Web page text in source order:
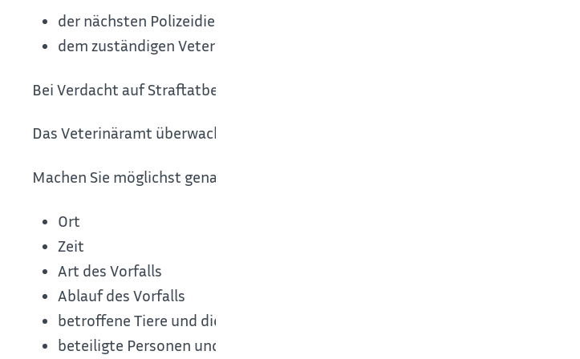
der nächsten Polizeidienstelle oder
dem zuständigen Veterinäramt
Bei Verdacht auf Straftatbestände ist die Polizei zuständig.
Das Veterinäramt überwacht, dass die Tierschutzvorschriften eingehalten werden.
Machen Sie möglichst genaue Angaben über
Ort
Zeit
Art des Vorfalls
Ablauf des Vorfalls
betroffene Tiere und diesen zugefügte Schmerzen, Leiden oder Schäden
beteiligte Personen und Zeugen